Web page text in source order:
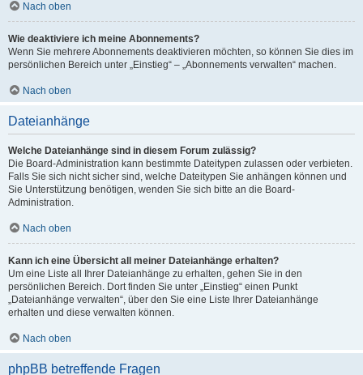
Nach oben
Wie deaktiviere ich meine Abonnements?
Wenn Sie mehrere Abonnements deaktivieren möchten, so können Sie dies im
persönlichen Bereich unter „Einstieg“ – „Abonnements verwalten“ machen.
Nach oben
Dateianhänge
Welche Dateianhänge sind in diesem Forum zulässig?
Die Board-Administration kann bestimmte Dateitypen zulassen oder verbieten.
Falls Sie sich nicht sicher sind, welche Dateitypen Sie anhängen können und
Sie Unterstützung benötigen, wenden Sie sich bitte an die Board-
Administration.
Nach oben
Kann ich eine Übersicht all meiner Dateianhänge erhalten?
Um eine Liste all Ihrer Dateianhänge zu erhalten, gehen Sie in den
persönlichen Bereich. Dort finden Sie unter „Einstieg“ einen Punkt
„Dateianhänge verwalten“, über den Sie eine Liste Ihrer Dateianhänge
erhalten und diese verwalten können.
Nach oben
phpBB betreffende Fragen